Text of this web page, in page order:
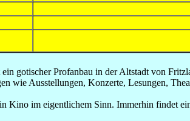
gotischer Profanbau in der Altstadt von
wie Ausstellungen, Konzerte, Lesungen,
Kino im eigentlichem Sinn. Immerhin findet